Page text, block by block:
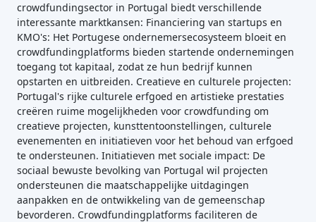
crowdfundingsector in Portugal biedt verschillende
interessante marktkansen: Financiering van startups en
KMO's: Het Portugese ondernemersecosysteem bloeit en
crowdfundingplatforms bieden startende ondernemingen
toegang tot kapitaal, zodat ze hun bedrijf kunnen
opstarten en uitbreiden. Creatieve en culturele projecten:
Portugal's rijke culturele erfgoed en artistieke prestaties
creëren ruime mogelijkheden voor crowdfunding om
creatieve projecten, kunsttentoonstellingen, culturele
evenementen en initiatieven voor het behoud van erfgoed
te ondersteunen. Initiatieven met sociale impact: De
sociaal bewuste bevolking van Portugal wil projecten
ondersteunen die maatschappelijke uitdagingen
aanpakken en de ontwikkeling van de gemeenschap
bevorderen. Crowdfundingplatforms faciliteren de